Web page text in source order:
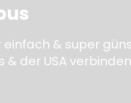
einfach & super
der USA